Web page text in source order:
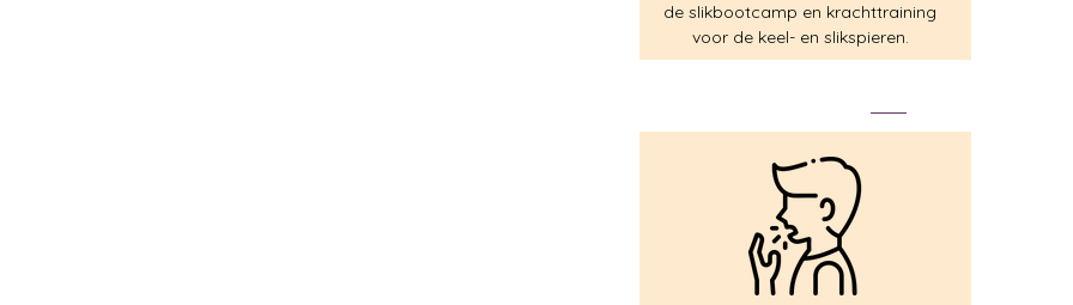
de slikbootcamp en krachttraining
voor de keel- en slikspieren.